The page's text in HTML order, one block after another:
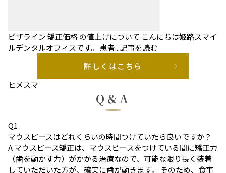
ビザライン 矯正価格 の値上げについて こんにちは姫路スマイ
ルデンタルオフィスです。 患者...記事を読む
詳しくはこちら
ヒメスマ
Q＆A
Q1
マウスピースはどれくらいの時間つけていたら良いですか？
Aマウスピース矯正は、マウスピースをつけている間に矯正力
（歯を動かす力）がかかる治療なので、可能な限り長く装着
していただいた方が、確実に歯が動きます。 そのため、食事